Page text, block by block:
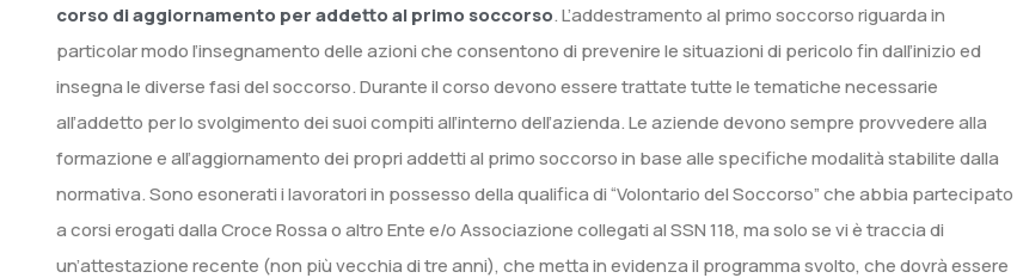
corso di aggiornamento per addetto al primo soccorso. L’addestramento al primo soccorso riguarda in
particolar modo l’insegnamento delle azioni che consentono di prevenire le situazioni di pericolo fin dall’inizio ed
insegna le diverse fasi del soccorso. Durante il corso devono essere trattate tutte le tematiche necessarie
all’addetto per lo svolgimento dei suoi compiti all’interno dell’azienda. Le aziende devono sempre provvedere alla
formazione e all’aggiornamento dei propri addetti al primo soccorso in base alle specifiche modalità stabilite dalla
normativa. Sono esonerati i lavoratori in possesso della qualifica di “Volontario del Soccorso” che abbia partecipato
a corsi erogati dalla Croce Rossa o altro Ente e/o Associazione collegati al SSN 118, ma solo se vi è traccia di
un’attestazione recente (non più vecchia di tre anni), che metta in evidenza il programma svolto, che dovrà essere